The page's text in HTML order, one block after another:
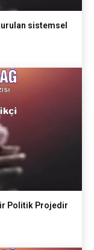
sistemsel
Politik Projedir